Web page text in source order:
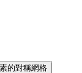
的對稱網格